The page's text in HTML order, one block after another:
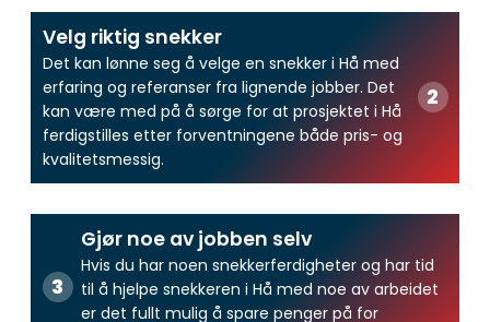
Velg riktig snekker
Det kan lønne seg å velge en snekker i Hå med
erfaring og referanser fra lignende jobber. Det
kan være med på å sørge for at prosjektet i Hå
ferdigstilles etter forventningene både pris- og
kvalitetsmessig.
Gjør noe av jobben selv
Hvis du har noen snekkerferdigheter og har tid
til å hjelpe snekkeren i Hå med noe av arbeidet
er det fullt mulig å spare penger på for